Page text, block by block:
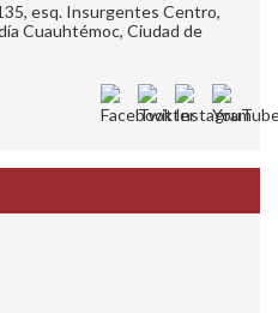
esq. Insurgentes Centro,
Cuauhtémoc, Ciudad de